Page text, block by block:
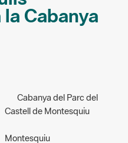
Montesquiu
Circuit
artístic